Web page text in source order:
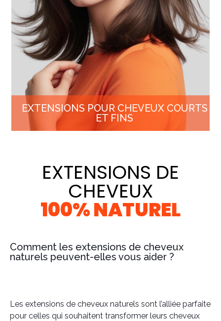
EXTENSIONS POUR CHEVEUX COURTS
ET FINS
EXTENSIONS DE
CHEVEUX
100% NATUREL
Comment les extensions de cheveux
naturels peuvent-elles vous aider ?
Les extensions de cheveux naturels sont l’alliée parfaite
pour celles qui souhaitent transformer leurs cheveux